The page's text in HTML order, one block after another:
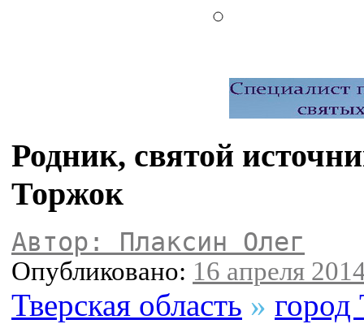
Родник, святой
Торжок
Автор: Плаксин Олег
Опубликовано: 16 апреля
Тверская область »